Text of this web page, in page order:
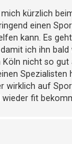
mich kürzlich
einen
kann. Es
ich ihn
Köln nicht so
Spezialisten
wirklich auf
fit